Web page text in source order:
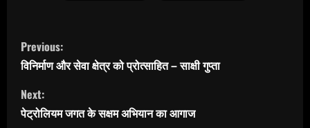
C
o
n
t
Previous:
विनिर्माण और सेवा क्षेत्र को प्रोत्साहित – साक्षी गुप्ता
Next:
पेट्रोलियम जगत के सक्षम अभियान का आगाज